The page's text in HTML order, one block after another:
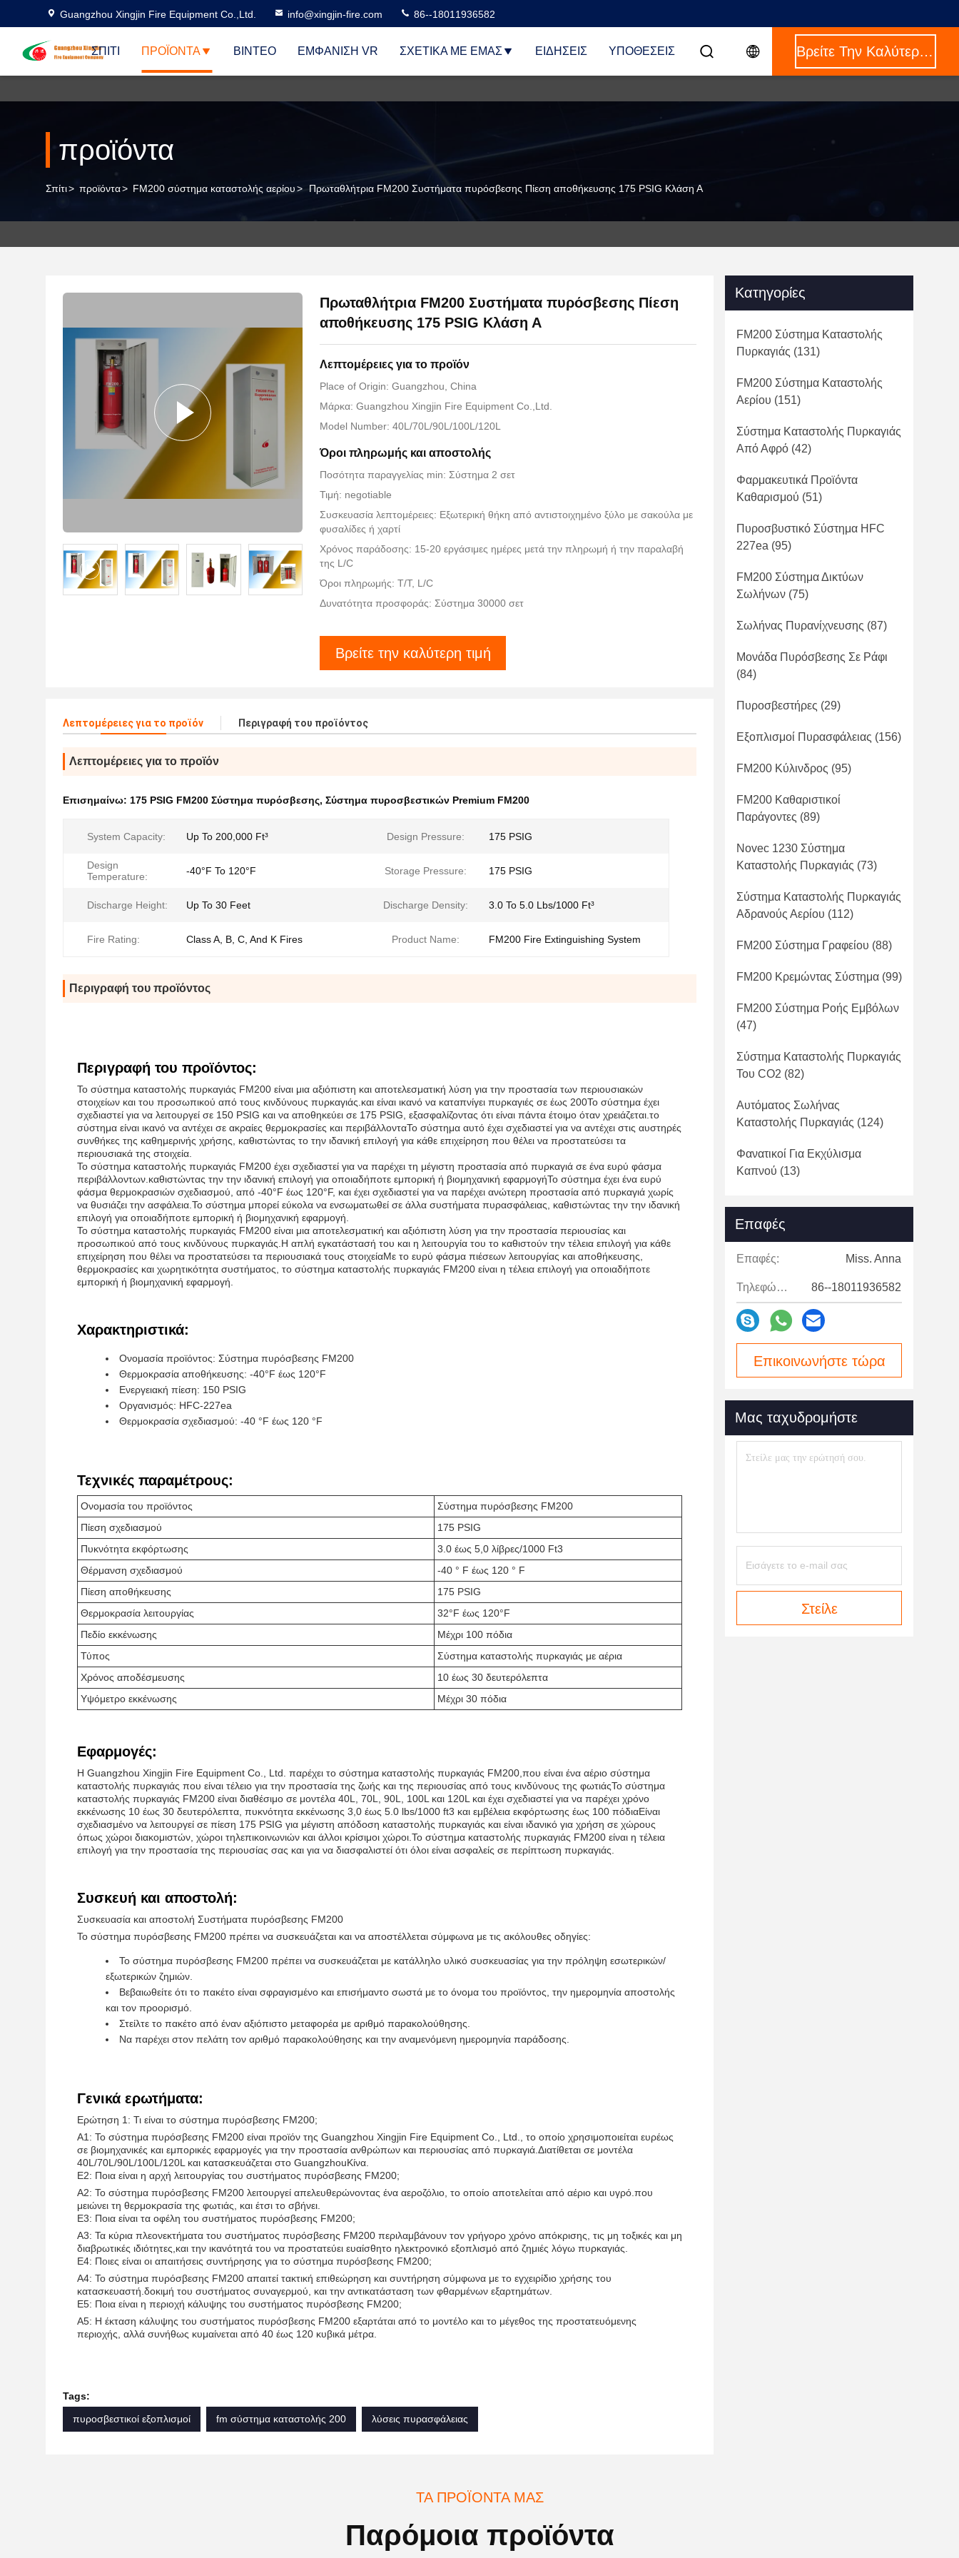
Guangzhou Xingjin Fire Equipment Co.,Ltd. info@xingjin-fire.com 86--18011936582
ΣΠΊΤΙ ΠΡΟΪΌΝΤΑ ΒΊΝΤΕΟ ΕΜΦΆΝΙΣΗ VR ΣΧΕΤΙΚΆ ΜΕ ΕΜΆΣ ΕΙΔΉΣΕΙΣ ΥΠΟΘΈΣΕΙΣ Βρείτε Την Καλύτερη Τιμή
προϊόντα
Σπίτι> προϊόντα> FM200 σύστημα καταστολής αερίου> Πρωταθλήτρια FM200 Συστήματα πυρόσβεσης Πίεση αποθήκευσης 175 PSIG Κλάση Α
Πρωταθλήτρια FM200 Συστήματα πυρόσβεσης Πίεση
αποθήκευσης 175 PSIG Κλάση Α
Λεπτομέρειες για το προϊόν
Place of Origin: Guangzhou, China
Μάρκα: Guangzhou Xingjin Fire Equipment Co.,Ltd.
Model Number: 40L/70L/90L/100L/120L
Όροι πληρωμής και αποστολής
Ποσότητα παραγγελίας min: Σύστημα 2 σετ
Τιμή: negotiable
Συσκευασία λεπτομέρειες: Εξωτερική θήκη από αντιστοιχημένο ξύλο με σακούλα με
φυσαλίδες ή χαρτί
Χρόνος παράδοσης: 15-20 εργάσιμες ημέρες μετά την πληρωμή ή την παραλαβή
της L/C
Όροι πληρωμής: T/T, L/C
Δυνατότητα προσφοράς: Σύστημα 30000 σετ
Βρείτε την καλύτερη τιμή
Λεπτομέρειες για το προϊόν Περιγραφή του προϊόντος
Λεπτομέρειες για το προϊόν
Επισημαίνω: 175 PSIG FM200 Σύστημα πυρόσβεσης, Σύστημα πυροσβεστικών Premium FM200
System Capacity: Up To 200,000 Ft³ Design Pressure: 175 PSIG
Design
Temperature:
-40°F To 120°F Storage Pressure: 175 PSIG
Discharge Height: Up To 30 Feet Discharge Density: 3.0 To 5.0 Lbs/1000 Ft³
Fire Rating: Class A, B, C, And K Fires Product Name: FM200 Fire Extinguishing System
Περιγραφή του προϊόντος
Περιγραφή του προϊόντος:
Το σύστημα καταστολής πυρκαγιάς FM200 είναι μια αξιόπιστη και αποτελεσματική λύση για την προστασία των περιουσιακών
στοιχείων και του προσωπικού από τους κινδύνους πυρκαγιάς.και είναι ικανό να καταπνίγει πυρκαγιές σε έως 200Το σύστημα έχει
σχεδιαστεί για να λειτουργεί σε 150 PSIG και να αποθηκεύει σε 175 PSIG, εξασφαλίζοντας ότι είναι πάντα έτοιμο όταν χρειάζεται.το
σύστημα είναι ικανό να αντέχει σε ακραίες θερμοκρασίες και περιβάλλονταΤο σύστημα αυτό έχει σχεδιαστεί για να αντέχει στις αυστηρές
συνθήκες της καθημερινής χρήσης, καθιστώντας το την ιδανική επιλογή για κάθε επιχείρηση που θέλει να προστατεύσει τα
περιουσιακά της στοιχεία.
Το σύστημα καταστολής πυρκαγιάς FM200 έχει σχεδιαστεί για να παρέχει τη μέγιστη προστασία από πυρκαγιά σε ένα ευρύ φάσμα
περιβάλλοντων.καθιστώντας την την ιδανική επιλογή για οποιαδήποτε εμπορική ή βιομηχανική εφαρμογήΤο σύστημα έχει ένα ευρύ
φάσμα θερμοκρασιών σχεδιασμού, από -40°F έως 120°F, και έχει σχεδιαστεί για να παρέχει ανώτερη προστασία από πυρκαγιά χωρίς
να θυσιάζει την ασφάλεια.Το σύστημα μπορεί εύκολα να ενσωματωθεί σε άλλα συστήματα πυρασφάλειας, καθιστώντας την την ιδανική
επιλογή για οποιαδήποτε εμπορική ή βιομηχανική εφαρμογή.
Το σύστημα καταστολής πυρκαγιάς FM200 είναι μια αποτελεσματική και αξιόπιστη λύση για την προστασία περιουσίας και
προσωπικού από τους κινδύνους πυρκαγιάς.Η απλή εγκατάστασή του και η λειτουργία του το καθιστούν την τέλεια επιλογή για κάθε
επιχείρηση που θέλει να προστατεύσει τα περιουσιακά τους στοιχείαΜε το ευρύ φάσμα πιέσεων λειτουργίας και αποθήκευσης,
θερμοκρασίες και χωρητικότητα συστήματος, το σύστημα καταστολής πυρκαγιάς FM200 είναι η τέλεια επιλογή για οποιαδήποτε
εμπορική ή βιομηχανική εφαρμογή.
Χαρακτηριστικά:
Ονομασία προϊόντος: Σύστημα πυρόσβεσης FM200
Θερμοκρασία αποθήκευσης: -40°F έως 120°F
Ενεργειακή πίεση: 150 PSIG
Οργανισμός: HFC-227ea
Θερμοκρασία σχεδιασμού: -40 °F έως 120 °F
Τεχνικές παραμέτρους:
Ονομασία του προϊόντος
Σύστημα πυρόσβεσης FM200
Πίεση σχεδιασμού
175 PSIG
Πυκνότητα εκφόρτωσης
3.0 έως 5,0 λίβρες/1000 Ft3
Θέρμανση σχεδιασμού
-40 ° F έως 120 ° F
Πίεση αποθήκευσης
175 PSIG
Θερμοκρασία λειτουργίας
32°F έως 120°F
Πεδίο εκκένωσης
Μέχρι 100 πόδια
Τύπος
Σύστημα καταστολής πυρκαγιάς με αέρια
Χρόνος αποδέσμευσης
10 έως 30 δευτερόλεπτα
Υψόμετρο εκκένωσης
Μέχρι 30 πόδια
Εφαρμογές:
Η Guangzhou Xingjin Fire Equipment Co., Ltd. παρέχει το σύστημα καταστολής πυρκαγιάς FM200,που είναι ένα αέριο σύστημα
καταστολής πυρκαγιάς που είναι τέλειο για την προστασία της ζωής και της περιουσίας από τους κινδύνους της φωτιάςΤο σύστημα
καταστολής πυρκαγιάς FM200 είναι διαθέσιμο σε μοντέλα 40L, 70L, 90L, 100L και 120L και έχει σχεδιαστεί για να παρέχει χρόνο
εκκένωσης 10 έως 30 δευτερόλεπτα, πυκνότητα εκκένωσης 3,0 έως 5.0 lbs/1000 ft3 και εμβέλεια εκφόρτωσης έως 100 πόδιαΕίναι
σχεδιασμένο να λειτουργεί σε πίεση 175 PSIG για μέγιστη απόδοση καταστολής πυρκαγιάς και είναι ιδανικό για χρήση σε χώρους
όπως χώροι διακομιστών, χώροι τηλεπικοινωνιών και άλλοι κρίσιμοι χώροι.Το σύστημα καταστολής πυρκαγιάς FM200 είναι η τέλεια
επιλογή για την προστασία της περιουσίας σας και για να διασφαλιστεί ότι όλοι είναι ασφαλείς σε περίπτωση πυρκαγιάς.
Συσκευή και αποστολή:
Συσκευασία και αποστολή Συστήματα πυρόσβεσης FM200
Το σύστημα πυρόσβεσης FM200 πρέπει να συσκευάζεται και να αποστέλλεται σύμφωνα με τις ακόλουθες οδηγίες:
Το σύστημα πυρόσβεσης FM200 πρέπει να συσκευάζεται με κατάλληλο υλικό συσκευασίας για την πρόληψη εσωτερικών/
εξωτερικών ζημιών.
Βεβαιωθείτε ότι το πακέτο είναι σφραγισμένο και επισήμαντο σωστά με το όνομα του προϊόντος, την ημερομηνία αποστολής
και τον προορισμό.
Στείλτε το πακέτο από έναν αξιόπιστο μεταφορέα με αριθμό παρακολούθησης.
Να παρέχει στον πελάτη τον αριθμό παρακολούθησης και την αναμενόμενη ημερομηνία παράδοσης.
Γενικά ερωτήματα:
Ερώτηση 1: Τι είναι το σύστημα πυρόσβεσης FM200;
Α1: Το σύστημα πυρόσβεσης FM200 είναι προϊόν της Guangzhou Xingjin Fire Equipment Co., Ltd., το οποίο χρησιμοποιείται ευρέως
σε βιομηχανικές και εμπορικές εφαρμογές για την προστασία ανθρώπων και περιουσίας από πυρκαγιά.Διατίθεται σε μοντέλα
40L/70L/90L/100L/120L και κατασκευάζεται στο GuangzhouΚίνα.
Ε2: Ποια είναι η αρχή λειτουργίας του συστήματος πυρόσβεσης FM200;
Α2: Το σύστημα πυρόσβεσης FM200 λειτουργεί απελευθερώνοντας ένα αεροζόλιο, το οποίο αποτελείται από αέριο και υγρό.που
μειώνει τη θερμοκρασία της φωτιάς, και έτσι το σβήνει.
Ε3: Ποια είναι τα οφέλη του συστήματος πυρόσβεσης FM200;
Α3: Τα κύρια πλεονεκτήματα του συστήματος πυρόσβεσης FM200 περιλαμβάνουν τον γρήγορο χρόνο απόκρισης, τις μη τοξικές και μη
διαβρωτικές ιδιότητες,και την ικανότητά του να προστατεύει ευαίσθητο ηλεκτρονικό εξοπλισμό από ζημιές λόγω πυρκαγιάς.
Ε4: Ποιες είναι οι απαιτήσεις συντήρησης για το σύστημα πυρόσβεσης FM200;
Α4: Το σύστημα πυρόσβεσης FM200 απαιτεί τακτική επιθεώρηση και συντήρηση σύμφωνα με το εγχειρίδιο χρήσης του
κατασκευαστή.δοκιμή του συστήματος συναγερμού, και την αντικατάσταση των φθαρμένων εξαρτημάτων.
Ε5: Ποια είναι η περιοχή κάλυψης του συστήματος πυρόσβεσης FM200;
Α5: Η έκταση κάλυψης του συστήματος πυρόσβεσης FM200 εξαρτάται από το μοντέλο και το μέγεθος της προστατευόμενης
περιοχής, αλλά συνήθως κυμαίνεται από 40 έως 120 κυβικά μέτρα.
Tags:
πυροσβεστικοί εξοπλισμοί
fm σύστημα καταστολής 200 λύσεις πυρασφάλειας
Κατηγορίες
FM200 Σύστημα Καταστολής
Πυρκαγιάς (131)
FM200 Σύστημα Καταστολής
Αερίου (151)
Σύστημα Καταστολής Πυρκαγιάς
Από Αφρό (42)
Φαρμακευτικά Προϊόντα
Καθαρισμού (51)
Πυροσβυστικό Σύστημα HFC
227ea (95)
FM200 Σύστημα Δικτύων
Σωλήνων (75)
Σωλήνας Πυρανίχνευσης (87)
Μονάδα Πυρόσβεσης Σε Ράφι
(84)
Πυροσβεστήρες (29)
Εξοπλισμοί Πυρασφάλειας (156)
FM200 Κύλινδρος (95)
FM200 Καθαριστικοί
Παράγοντες (89)
Novec 1230 Σύστημα
Καταστολής Πυρκαγιάς (73)
Σύστημα Καταστολής Πυρκαγιάς
Αδρανούς Αερίου (112)
FM200 Σύστημα Γραφείου (88)
FM200 Κρεμώντας Σύστημα (99)
FM200 Σύστημα Ροής Εμβόλων
(47)
Σύστημα Καταστολής Πυρκαγιάς
Του CO2 (82)
Αυτόματος Σωλήνας
Καταστολής Πυρκαγιάς (124)
Φανατικοί Για Εκχύλισμα
Καπνού (13)
Επαφές
Επαφές: Miss. Anna
Τηλεφώνημα: 86--18011936582
Επικοινωνήστε τώρα
Μας ταχυδρομήστε
Στείλε
ΤΑ ΠΡΟΪΌΝΤΑ ΜΑΣ
Παρόμοια προϊόντα